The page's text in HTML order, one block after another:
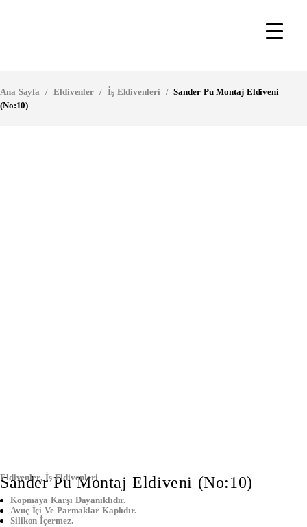
Ana Sayfa / Eldivenler / İş Eldivenleri / Sander Pu Montaj Eldiveni
(No:10)
Eldivenler, İş Eldivenleri
Sander Pu Montaj Eldiveni (No:10)
Kopmaya Karşı Dayanıklıdır.
Avuç İçi Ve Parmaklar Kaplıdır.
Silikon İçermez.